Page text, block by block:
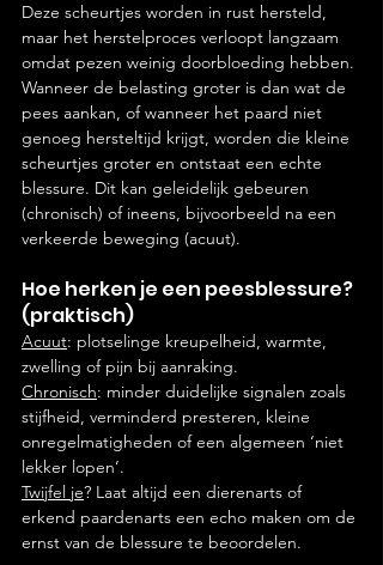
Deze scheurtjes worden in rust hersteld,
maar het herstelproces verloopt langzaam
omdat pezen weinig doorbloeding hebben.
Wanneer de belasting groter is dan wat de
pees aankan, of wanneer het paard niet
genoeg hersteltijd krijgt, worden die kleine
scheurtjes groter en ontstaat een echte
blessure. Dit kan geleidelijk gebeuren
(chronisch) of ineens, bijvoorbeeld na een
verkeerde beweging (acuut).
Hoe herken je een peesblessure?
(praktisch)
Acuut: plotselinge kreupelheid, warmte,
zwelling of pijn bij aanraking.
Chronisch: minder duidelijke signalen zoals
stijfheid, verminderd presteren, kleine
onregelmatigheden of een algemeen ‘niet
lekker lopen’.
Twijfel je? Laat altijd een dierenarts of
erkend paardenarts een echo maken om de
ernst van de blessure te beoordelen.